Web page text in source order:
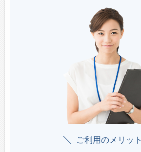
ご利用のメリット